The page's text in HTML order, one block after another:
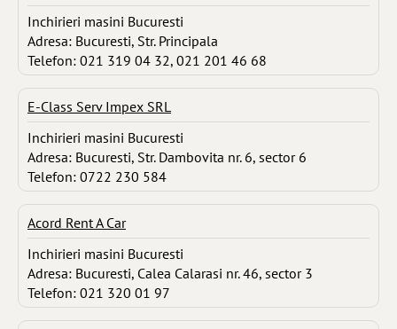
Inchirieri masini Bucuresti
Adresa: Bucuresti, Str. Principala
Telefon: 021 319 04 32, 021 201 46 68
E-Class Serv Impex SRL
Inchirieri masini Bucuresti
Adresa: Bucuresti, Str. Dambovita nr. 6, sector 6
Telefon: 0722 230 584
Acord Rent A Car
Inchirieri masini Bucuresti
Adresa: Bucuresti, Calea Calarasi nr. 46, sector 3
Telefon: 021 320 01 97